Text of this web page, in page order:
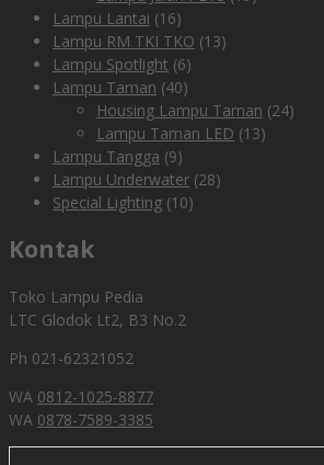
Lampu Lantai (16)
Lampu RM TKI TKO (13)
Lampu Spotlight (6)
Lampu Taman (40)
Housing Lampu Taman (24)
Lampu Taman LED (13)
Lampu Tangga (9)
Lampu Underwater (28)
Special Lighting (10)
Kontak
Toko Lampu Pedia
LTC Glodok Lt2, B3 No.2
Ph 021-62321052
WA 0812-1025-8877
WA 0878-7589-3385